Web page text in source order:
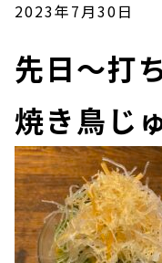
2023年7月30日
先日～打
焼き鳥じ